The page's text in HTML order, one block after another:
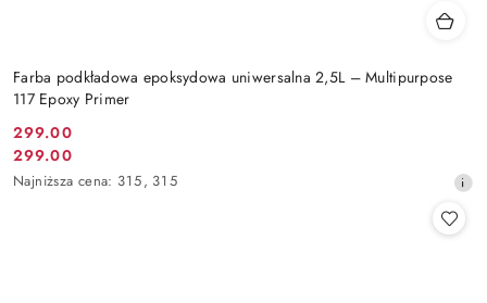
Farba podkładowa epoksydowa uniwersalna 2,5L – Multipurpose
117 Epoxy Primer
Cena
promocyjna:
299.00
Cena
promocyjna:
299.00
Najniższa
Najniższa cena: 315, 315